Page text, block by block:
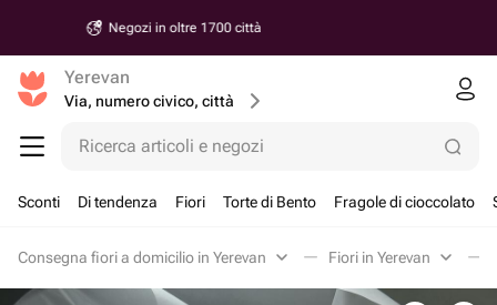
Consegna a partire da 30 minuti
Yerevan
Via, numero civico, città
Ricerca articoli e negozi
Sconti Di tendenza Fiori Torte di Bento Fragole di cioccolato
Consegna fiori a domicilio in Yerevan Fiori in Yerevan